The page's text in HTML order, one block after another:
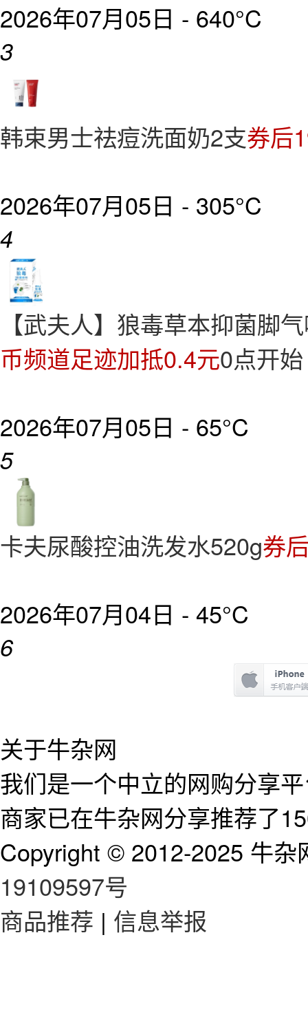
2026年07月05日 - 640°C
3
韩束男士祛痘洗面奶2支券后
2026年07月05日 - 305°C
4
【武夫人】狼毒草本抑菌脚
币频道足迹加抵0.4元0点开始
2026年07月05日 - 65°C
5
卡夫尿酸控油洗发水520g券
2026年07月04日 - 45°C
6
关于牛杂网
我们是一个中立的网购分享
商家已在牛杂网分享推荐了
Copyright © 2012-2025 牛
19109597号
商品推荐 | 信息举报